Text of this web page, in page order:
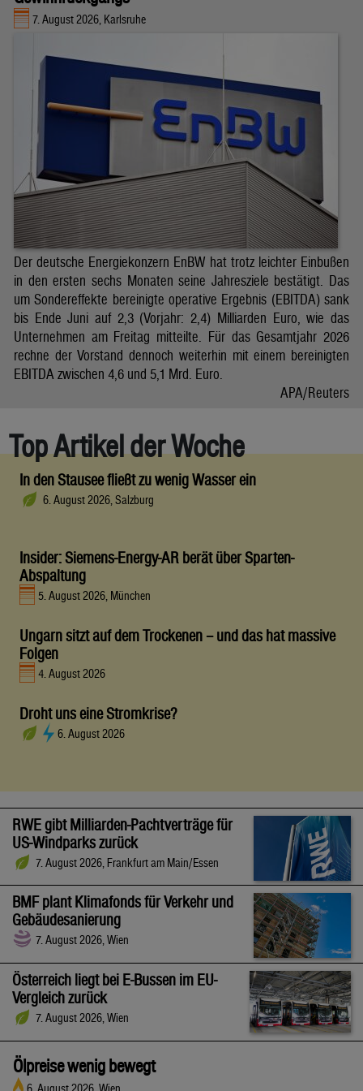
7. August 2026, Karlsruhe
Der deutsche Energiekonzern EnBW hat trotz leichter Einbußen
in den ersten sechs Monaten seine Jahresziele bestätigt. Das
um Sondereffekte bereinigte operative Ergebnis (EBITDA) sank
bis Ende Juni auf 2,3 (Vorjahr: 2,4) Milliarden Euro, wie das
Unternehmen am Freitag mitteilte. Für das Gesamtjahr 2026
rechne der Vorstand dennoch weiterhin mit einem bereinigten
EBITDA zwischen 4,6 und 5,1 Mrd. Euro.
APA/Reuters
Top Artikel der Woche
In den Stausee fließt zu wenig Wasser ein
6. August 2026, Salzburg
Insider: Siemens-Energy-AR berät über Sparten-
Abspaltung
5. August 2026, München
Ungarn sitzt auf dem Trockenen – und das hat massive
Folgen
4. August 2026
Droht uns eine Stromkrise?
6. August 2026
RWE gibt Milliarden-Pachtverträge für
US-Windparks zurück
7. August 2026, Frankfurt am Main/Essen
BMF plant Klimafonds für Verkehr und
Gebäudesanierung
7. August 2026, Wien
Österreich liegt bei E-Bussen im EU-
Vergleich zurück
7. August 2026, Wien
Ölpreise wenig bewegt